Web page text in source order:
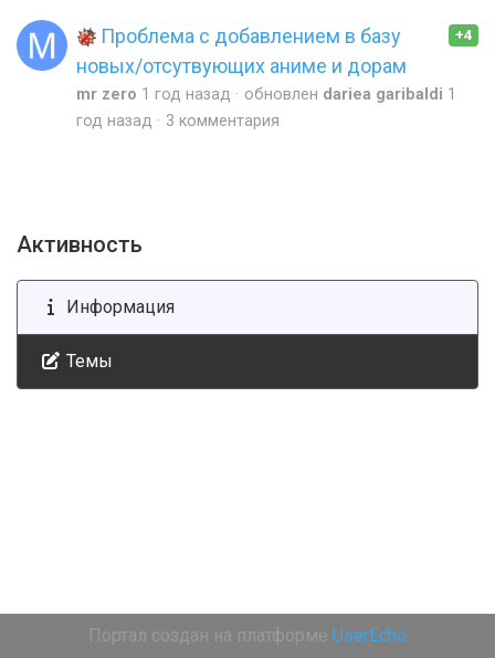
+4
Проблема с добавлением в базу
новых/отсутвующих аниме и дорам
mr zero 1 год назад обновлен dariea garibaldi 1
год назад
3 комментария
Активность
Информация
Темы
Портал создан на платформе UserEcho